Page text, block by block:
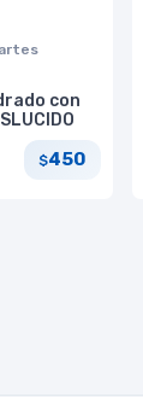
con
$450